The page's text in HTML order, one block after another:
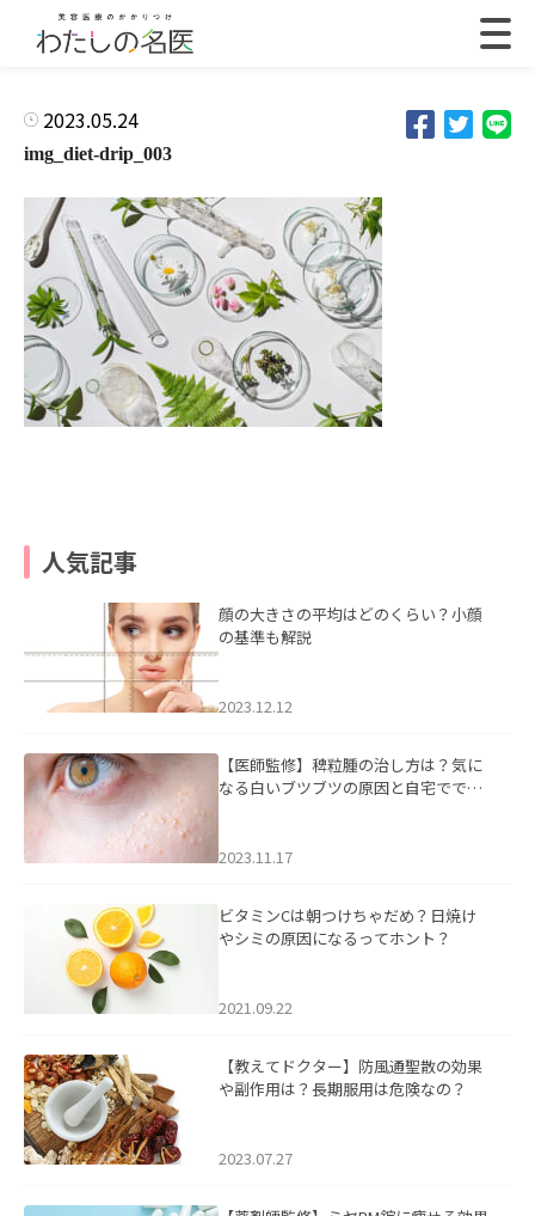
2023.05.24
img_diet-drip_003
人気記事
顔の大きさの平均はどのくらい？小顔
の基準も解説
2023.12.12
【医師監修】稗粒腫の治し方は？気に
なる白いブツブツの原因と自宅ででき
2023.11.17
ビタミンCは朝つけちゃだめ？日焼け
やシミの原因になるってホント？
2021.09.22
【教えてドクター】防風通聖散の効果
や副作用は？長期服用は危険なの？
2023.07.27